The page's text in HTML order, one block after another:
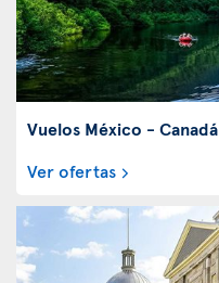
Vuelos México - Canadá
Ver ofertas